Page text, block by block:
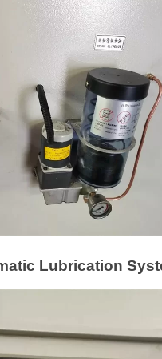
Lubrication